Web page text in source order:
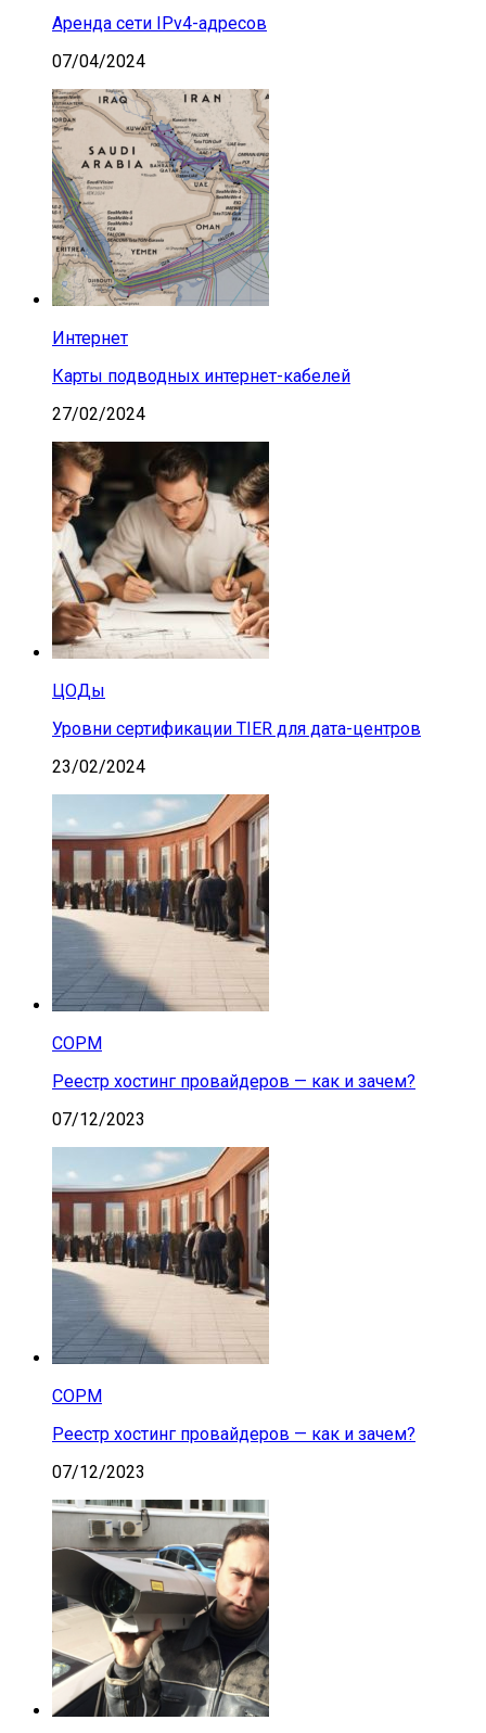
Аренда сети IPv4-адресов
07/04/2024
Интернет
Карты подводных интернет-кабелей
27/02/2024
ЦОДы
Уровни сертификации TIER для дата-центров
23/02/2024
СОРМ
Реестр хостинг провайдеров — как и зачем?
07/12/2023
СОРМ
Реестр хостинг провайдеров — как и зачем?
07/12/2023